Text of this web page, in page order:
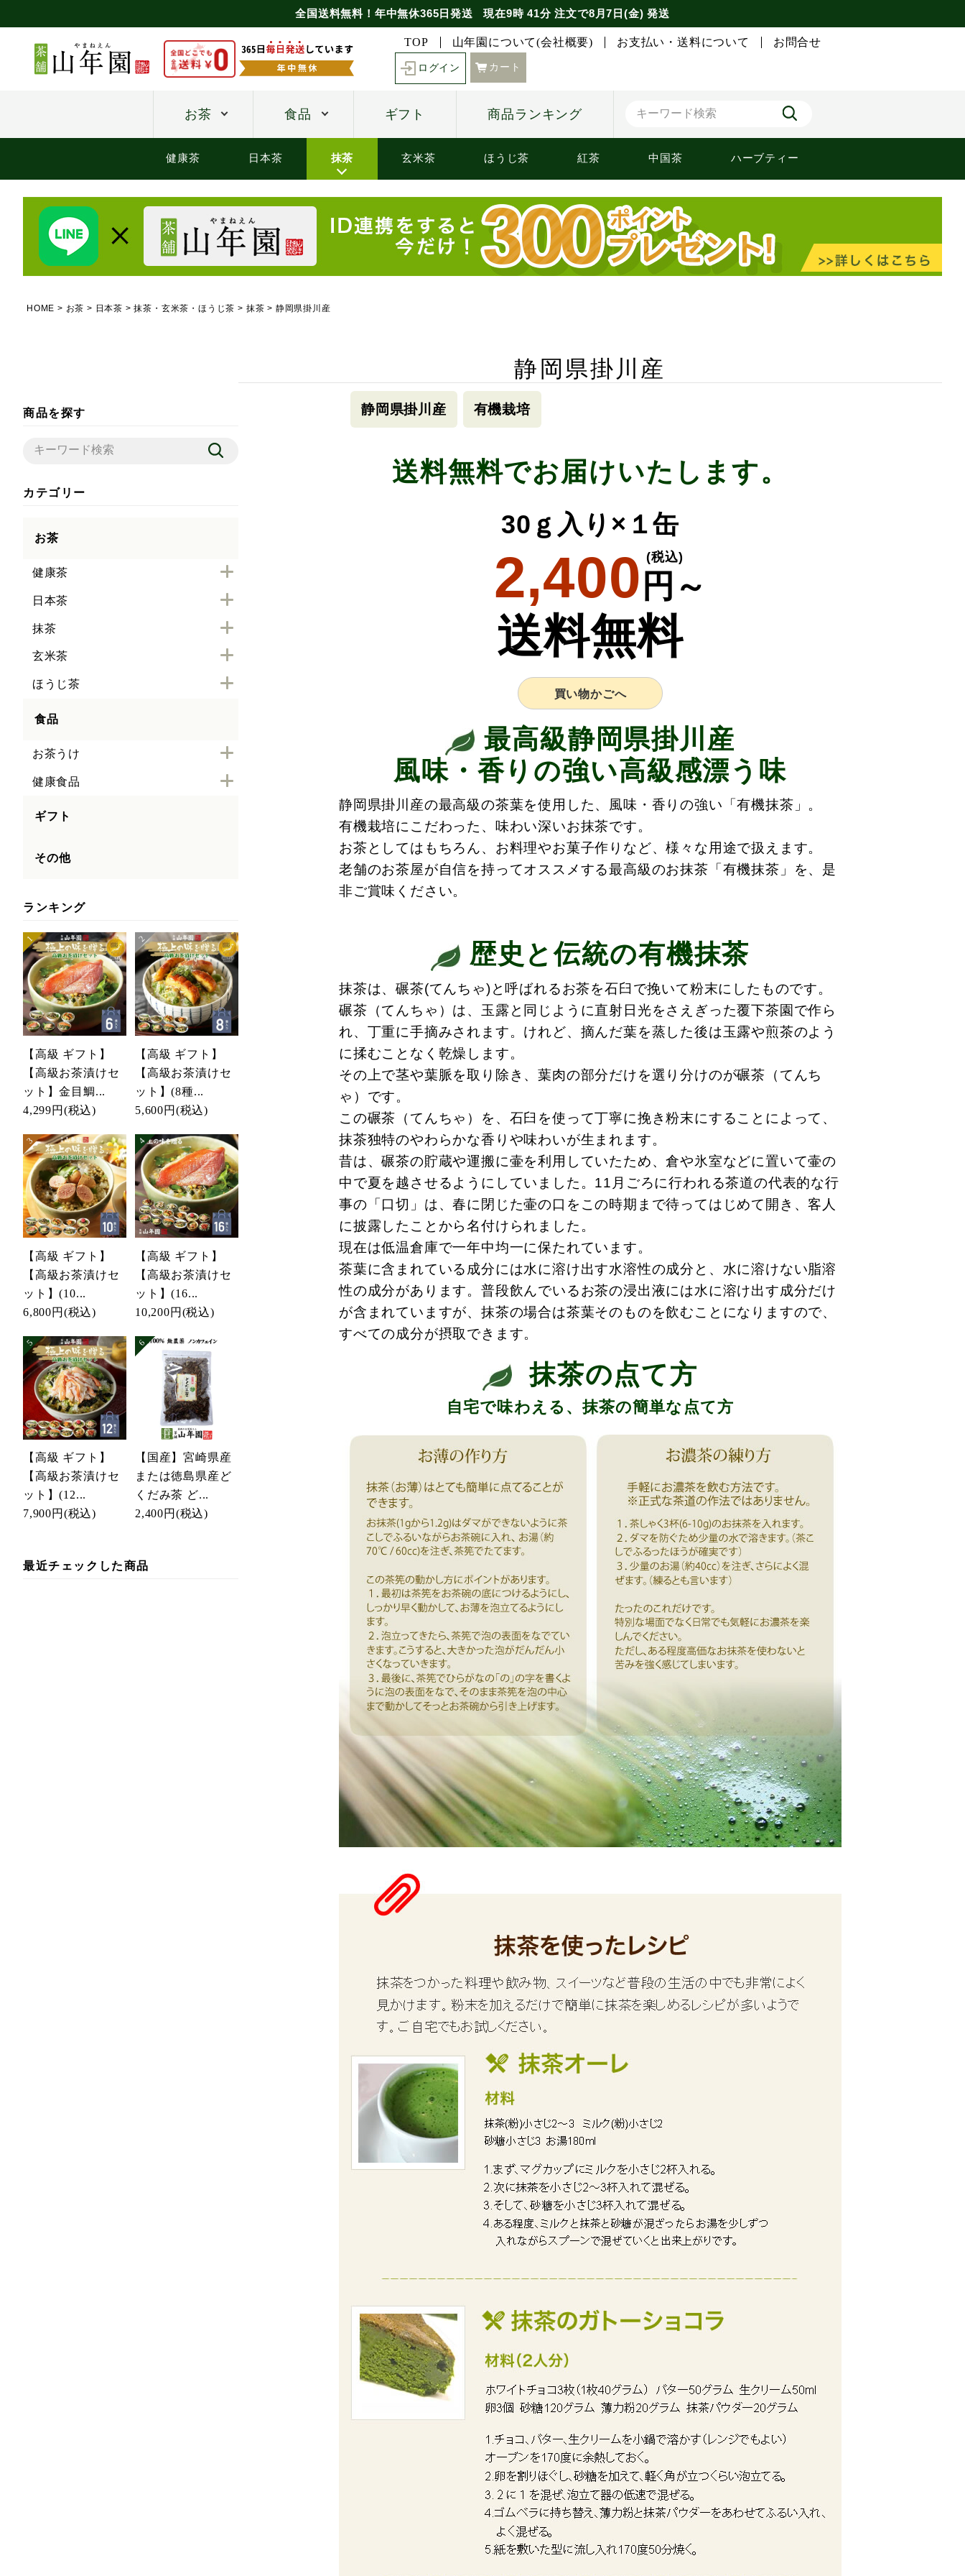
全国送料無料！年中無休365日発送 現在9時 41分注文で8月7日(金) 発送
TOP 山年園について(会社概要) お支払い・送料について お問合せ
ログイン カート
お茶 食品 ギフト 商品ランキング
健康茶 日本茶 抹茶 玄米茶 ほうじ茶 紅茶 中国茶 ハーブティー
HOME お茶 日本茶 抹茶・玄米茶・ほうじ茶 抹茶 静岡県掛川産
商品を探す
カテゴリー
お茶
健康茶
日本茶
抹茶
玄米茶
ほうじ茶
食品
お茶うけ
健康食品
ギフト
その他
ランキング
【高級 ギフト】
【高級お茶漬けセ
ット】金目鯛...
4,299円 (税込)
【高級 ギフト】
【高級お茶漬けセ
ット】(8種...
5,600円 (税込)
【高級 ギフト】
【高級お茶漬けセ
ット】(10...
6,800円 (税込)
【高級 ギフト】
【高級お茶漬けセ
ット】(16...
10,200円 (税込)
【高級 ギフト】
【高級お茶漬けセ
ット】(12...
7,900円 (税込)
【国産】宮崎県産
または徳島県産ど
くだみ茶 ど...
2,400円 (税込)
最近チェックした商品
静岡県掛川産
静岡県掛川産 有機栽培
送料無料でお届けいたします。
30ｇ入り×１缶
2,400 円～
(税込)
送料無料
買い物かごへ
最高級静岡県掛川産
風味・香りの強い高級感漂う味
静岡県掛川産の最高級の茶葉を使用した、風味・香りの強い「有機抹茶」。
有機栽培にこだわった、味わい深いお抹茶です。
お茶としてはもちろん、お料理やお菓子作りなど、様々な用途で扱えます。
老舗のお茶屋が自信を持ってオススメする最高級のお抹茶「有機抹茶」を、是
非ご賞味ください。
歴史と伝統の有機抹茶
抹茶は、碾茶(てんちゃ)と呼ばれるお茶を石臼で挽いて粉末にしたものです。
碾茶（てんちゃ）は、玉露と同じように直射日光をさえぎった覆下茶園で作ら
れ、丁重に手摘みされます。けれど、摘んだ葉を蒸した後は玉露や煎茶のよう
に揉むことなく乾燥します。
その上で茎や葉脈を取り除き、葉肉の部分だけを選り分けのが碾茶（てんち
ゃ）です。
この碾茶（てんちゃ）を、石臼を使って丁寧に挽き粉末にすることによって、
抹茶独特のやわらかな香りや味わいが生まれます。
昔は、碾茶の貯蔵や運搬に壷を利用していたため、倉や氷室などに置いて壷の
中で夏を越させるようにしていました。11月ごろに行われる茶道の代表的な行
事の「口切」は、春に閉じた壷の口をこの時期まで待ってはじめて開き、客人
に披露したことから名付けられました。
現在は低温倉庫で一年中均一に保たれています。
茶葉に含まれている成分には水に溶け出す水溶性の成分と、水に溶けない脂溶
性の成分があります。普段飲んでいるお茶の浸出液には水に溶け出す成分だけ
が含まれていますが、抹茶の場合は茶葉そのものを飲むことになりますので、
すべての成分が摂取できます。
抹茶の点て方
自宅で味わえる、抹茶の簡単な点て方